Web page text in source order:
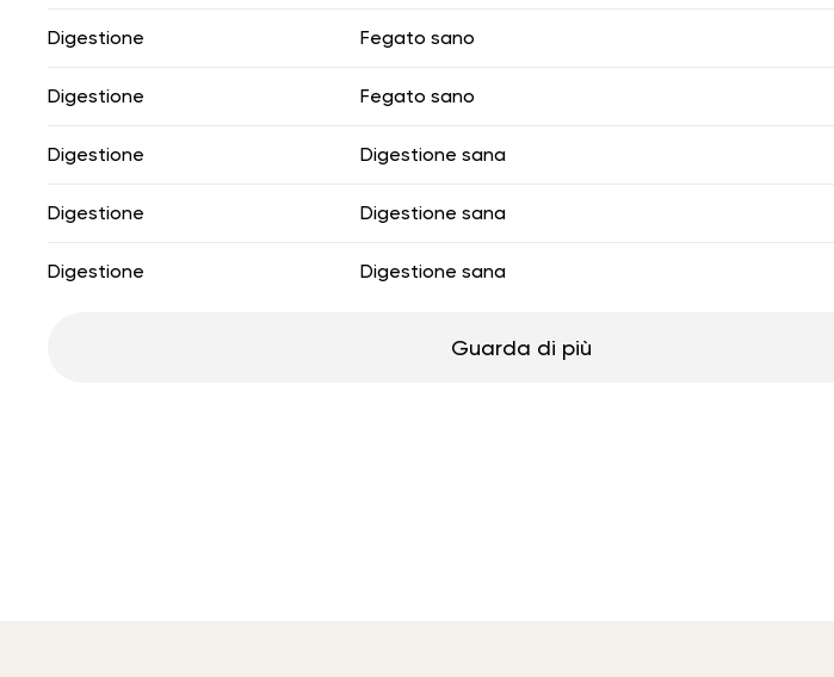
Digestione Fegato sano
Digestione Fegato sano
Digestione Digestione sana
Digestione Digestione sana
Digestione Digestione sana
Guarda di più